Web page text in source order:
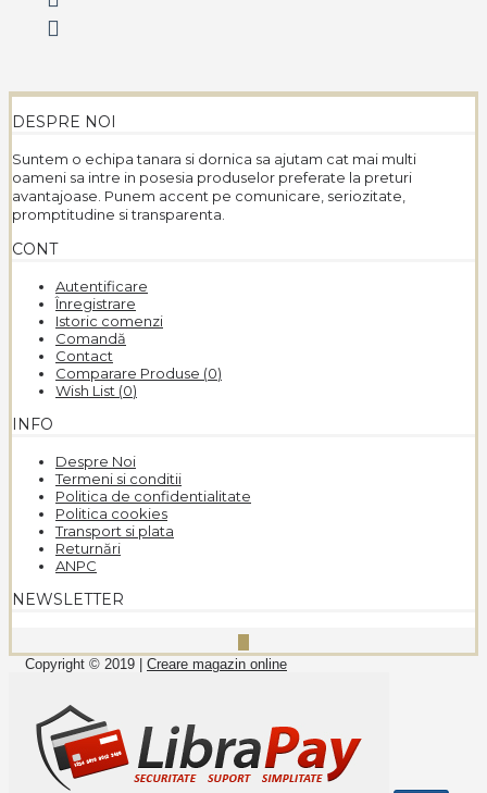
DESPRE NOI
Suntem o echipa tanara si dornica sa ajutam cat mai multi
oameni sa intre in posesia produselor preferate la preturi
avantajoase. Punem accent pe comunicare, seriozitate,
promptitudine si transparenta.
CONT
Autentificare
Înregistrare
Istoric comenzi
Comandă
Contact
Comparare Produse (0)
Wish List (0)
INFO
Despre Noi
Termeni si conditii
Politica de confidentialitate
Politica cookies
Transport si plata
Returnări
ANPC
NEWSLETTER
Copyright © 2019 | Creare magazin online